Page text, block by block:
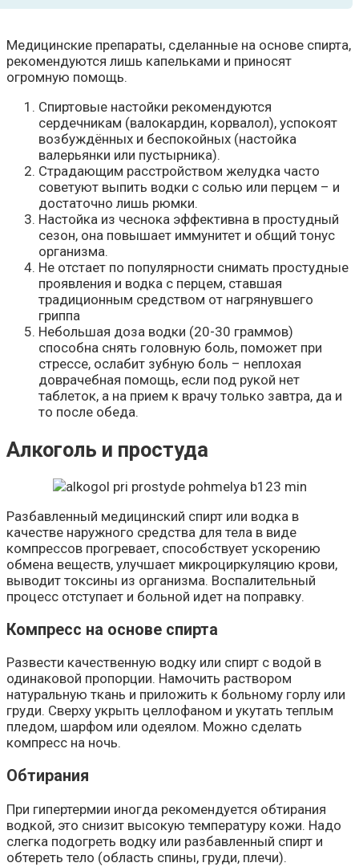
Медицинские препараты, сделанные на основе спирта,
рекомендуются лишь капельками и приносят
огромную помощь.
Спиртовые настойки рекомендуются
сердечникам (валокардин, корвалол), успокоят
возбуждённых и беспокойных (настойка
валерьянки или пустырника).
Страдающим расстройством желудка часто
советуют выпить водки с солью или перцем – и
достаточно лишь рюмки.
Настойка из чеснока эффективна в простудный
сезон, она повышает иммунитет и общий тонус
организма.
Не отстает по популярности снимать простудные
проявления и водка с перцем, ставшая
традиционным средством от нагрянувшего
гриппа
Небольшая доза водки (20-30 граммов)
способна снять головную боль, поможет при
стрессе, ослабит зубную боль – неплохая
доврачебная помощь, если под рукой нет
таблеток, а на прием к врачу только завтра, да и
то после обеда.
Алкоголь и простуда
Разбавленный медицинский спирт или водка в
качестве наружного средства для тела в виде
компрессов прогревает, способствует ускорению
обмена веществ, улучшает микроциркуляцию крови,
выводит токсины из организма. Воспалительный
процесс отступает и больной идет на поправку.
Компресс на основе спирта
Развести качественную водку или спирт с водой в
одинаковой пропорции. Намочить раствором
натуральную ткань и приложить к больному горлу или
груди. Сверху укрыть целлофаном и укутать теплым
пледом, шарфом или одеялом. Можно сделать
компресс на ночь.
Обтирания
При гипертермии иногда рекомендуется обтирания
водкой, это снизит высокую температуру кожи. Надо
слегка подогреть водку или разбавленный спирт и
обтереть тело (область спины, груди, плечи).